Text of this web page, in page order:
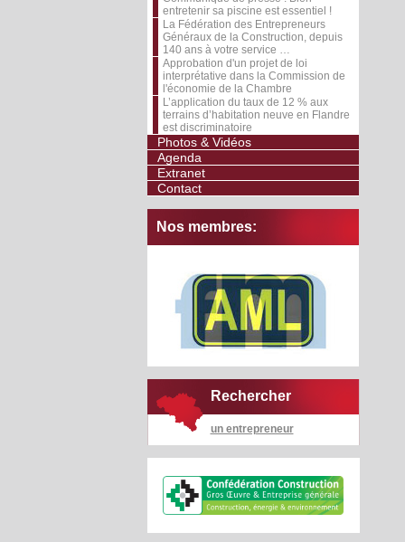
entretenir sa piscine est essentiel !
La Fédération des Entrepreneurs
Généraux de la Construction, depuis
140 ans à votre service …
Approbation d'un projet de loi
interprétative dans la Commission de
l'économie de la Chambre
L’application du taux de 12 % aux
terrains d’habitation neuve en Flandre
est discriminatoire
Photos & Vidéos
Agenda
Extranet
Contact
Nos membres:
Rechercher
un entrepreneur